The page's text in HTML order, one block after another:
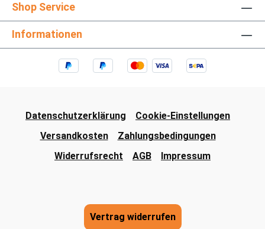
Shop Service
Informationen
Datenschutzerklärung
Cookie-Einstellungen
Versandkosten
Zahlungsbedingungen
Widerrufsrecht
AGB Impressum
Vertrag widerrufen